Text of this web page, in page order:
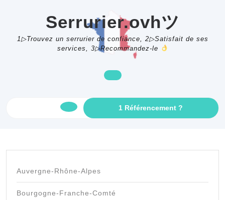
Serrurier.ovhツ
1▷Trouvez un serrurier de confiance, 2▷Satisfait de ses
services, 3▷Recommandez-le
Open
1 Référencement ?
AN
Auvergne-Rhône-Alpes
Bourgogne-Franche-Comté